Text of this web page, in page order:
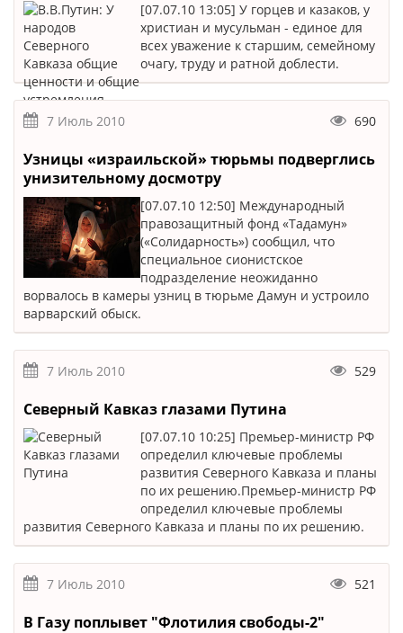
[07.07.10 13:05] У горцев и казаков, у
христиан и мусульман - единое для
всех уважение к старшим, семейному
очагу, труду и ратной доблести.
7 Июль 2010 690
Узницы «израильской» тюрьмы подверглись
унизительному досмотру
[07.07.10 12:50] Международный
правозащитный фонд «Тадамун»
(«Солидарность») сообщил, что
специальное сионистское
подразделение неожиданно
ворвалось в камеры узниц в тюрьме Дамун и устроило
варварский обыск.
7 Июль 2010 529
Северный Кавказ глазами Путина
[07.07.10 10:25] Премьер-министр РФ
определил ключевые проблемы
развития Северного Кавказа и планы
по их решению.Премьер-министр РФ
определил ключевые проблемы
развития Северного Кавказа и планы по их решению.
7 Июль 2010 521
В Газу поплывет "Флотилия свободы-2"